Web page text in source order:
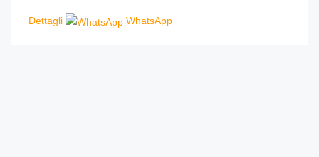
Dettagli WhatsApp